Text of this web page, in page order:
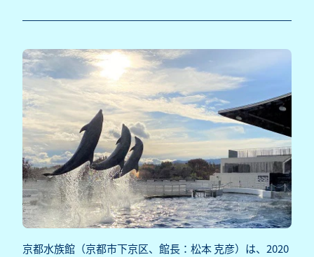
京都水族館（京都市下京区、館長：松本 克彦）は、2020